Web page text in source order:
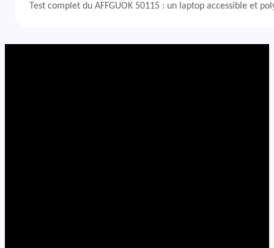
Test complet du AFFGUOK 50115 : un laptop accessible